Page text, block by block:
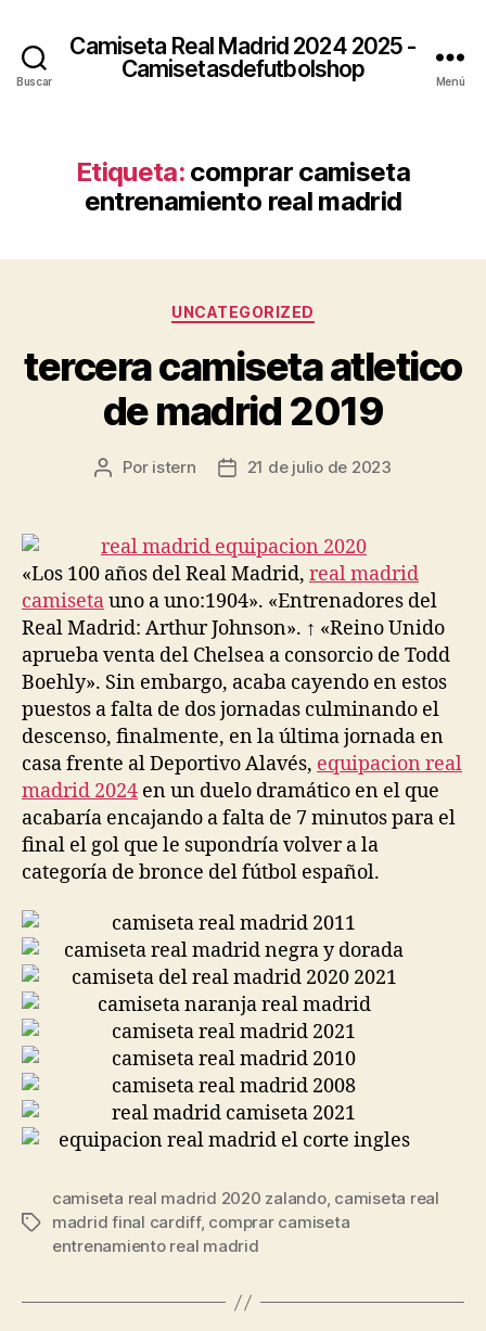
Buscar
Camiseta Real Madrid 2024 2025 -
Camisetasdefutbolshop
Menú
Etiqueta: comprar camiseta
entrenamiento real madrid
Categorías
UNCATEGORIZED
tercera camiseta atletico
de madrid 2019
Autor
entrada
Por istern
Fecha
entrada
21 de julio de 2023
«Los 100 años del Real Madrid, real madrid
camisetauno a uno:1904». «Entrenadores del
Real Madrid: Arthur Johnson». ↑ «Reino Unido
aprueba venta del Chelsea a consorcio de Todd
Boehly». Sin embargo, acaba cayendo en estos
puestos a falta de dos jornadas culminando el
descenso, finalmente, en la última jornada en
casa frente al Deportivo Alavés, equipacion real
madrid 2024 en un duelo dramático en el que
acabaría encajando a falta de 7 minutos para el
final el gol que le supondría volver a la
categoría de bronce del fútbol español.
Etiquetas
camiseta real madrid 2020 zalando, camiseta real
madrid final cardiff, comprar camiseta
entrenamiento real madrid